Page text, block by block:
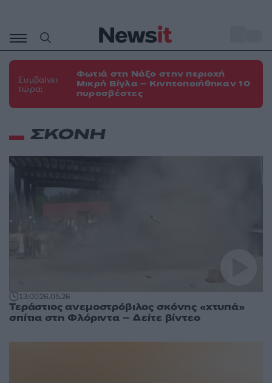
περιεχόμενο
Συμβαίνει
τώρα:
Φωτιά στη Νάξο στην περιοχή
Μικρή Βίγλα – Κινητοποιήθηκαν 10
πυροσβέστες
ΣΚΟΝΗ
13:0026.05.26
Τεράστιος ανεμοστρόβιλος σκόνης «χτυπά»
σπίτια στη Φλόριντα – Δείτε βίντεο